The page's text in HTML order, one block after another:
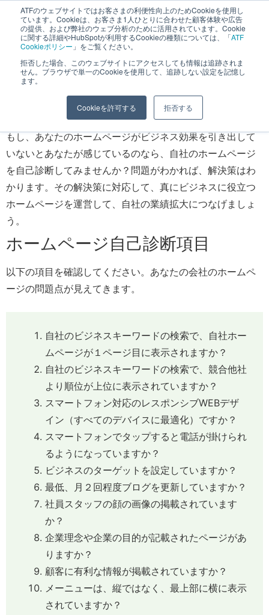
ATFのウェブサイトではお客さまの利便性向上のためCookieを使用し
ています。Cookieは、お客さま1人ひとりに合わせた顧客体験や広告
の提供、および弊社のウェブ分析のために活用されています。Cookie
に関する詳細やHubSpotが利用するCookieの種類については、「ATF
Cookieポリシー 」をご覧ください。
拒否した場合、このウェブサイトにアクセスしても情報は追跡されま
せん。ブラウザで単一のCookieを使用して、追跡しない設定を記憶し
ます。
Cookieを許可する 拒否する
長野県長野市・松本市ウェブ制作事業部 コンサルティングFIRM
ホームページ自己診断をやっ
てみよう
もし、あなたのホームページがビジネス効果を引き出して
いないとあなたが感じているのなら、自社のホームページ
を自己診断してみませんか？問題がわかれば、解決策はわ
かります。その解決策に対応して、真にビジネスに役立つ
ホームページを運営して、自社の業績拡大につなげましょ
う。
ホームページ自己診断項目
以下の項目を確認してください。あなたの会社のホームペ
ージの問題点が見えてきます。
自社のビジネスキーワードの検索で、自社ホー
ムページが１ページ目に表示されますか？
自社のビジネスキーワードの検索で、競合他社
より順位が上位に表示されていますか？
スマートフォン対応のレスポンシブWEBデザ
イン（すべてのデバイスに最適化）ですか？
スマートフォンでタップすると電話が掛けられ
るようになっていますか？
ビジネスのターゲットを設定していますか？
最低、月２回程度ブログを更新していますか？
社員スタッフの顔の画像の掲載されています
か？
企業理念や企業の目的が記載されたページがあ
りますか？
顧客に有利な情報が掲載されていますか？
メーニューは、縦ではなく、最上部に横に表示
されていますか？